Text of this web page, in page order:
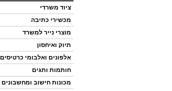
ציוד משרדי
מכשירי כתיבה
מוצרי נייר למשרד
תיוק ואיחסון
אלפונים ואלבומי כרטיסים
חותמות ותגים
מכונות חישוב ומחשבונים